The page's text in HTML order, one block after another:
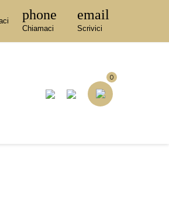
phone
Chiamaci
email
Scrivici
0